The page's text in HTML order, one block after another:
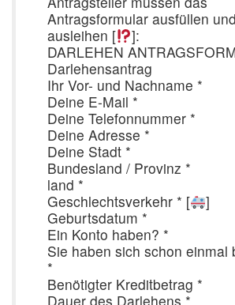
Antragsformular ausfüllen
ausleihen [
]:
DARLEHEN
Darlehensantrag
Ihr Vor- und Nachname *
Deine E-Mail *
Deine Telefonnummer *
Deine Adresse *
Deine Stadt *
Bundesland / Provinz *
land *
Geschlechtsverkehr * [
]
Geburtsdatum *
Ein Konto haben? *
Sie haben sich schon einmal
*
Benötigter Kreditbetrag *
Dauer des Darlehens *